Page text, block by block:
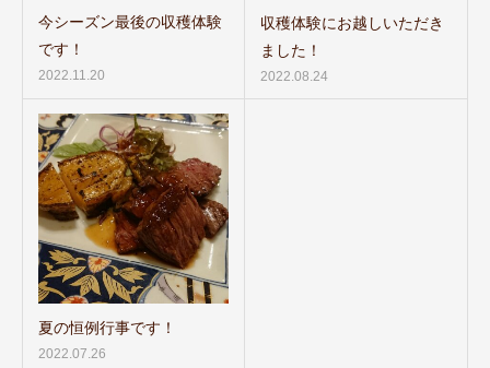
今シーズン最後の収穫体験
です！
2022.11.20
収穫体験にお越しいただき
ました！
2022.08.24
夏の恒例行事です！
2022.07.26